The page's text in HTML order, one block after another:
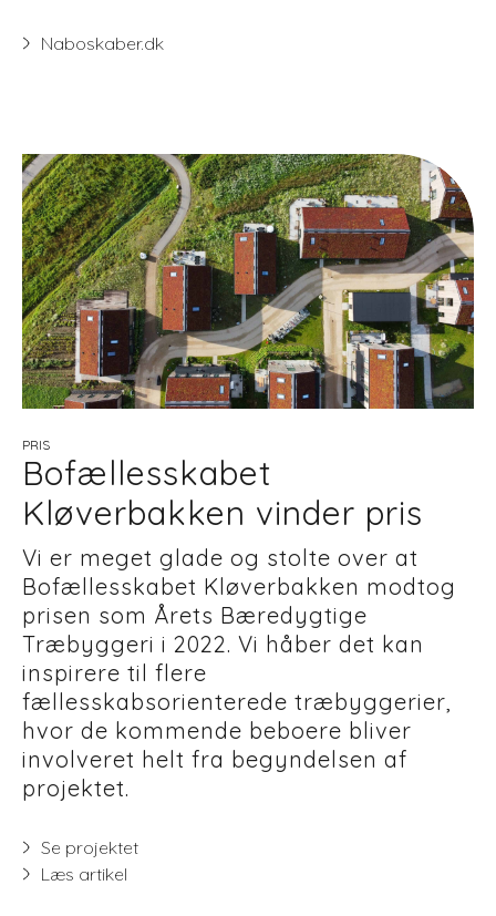
Naboskaber.dk
PRIS
Bofællesskabet
Kløverbakken vinder pris
Vi er meget glade og stolte over at
Bofællesskabet Kløverbakken modtog
prisen som Årets Bæredygtige
Træbyggeri i 2022. Vi håber det kan
inspirere til flere
fællesskabsorienterede træbyggerier,
hvor de kommende beboere bliver
involveret helt fra begyndelsen af
projektet.
Se projektet
Læs artikel